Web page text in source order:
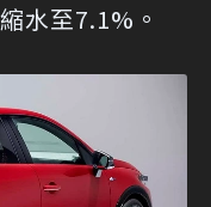
水至7.1%。